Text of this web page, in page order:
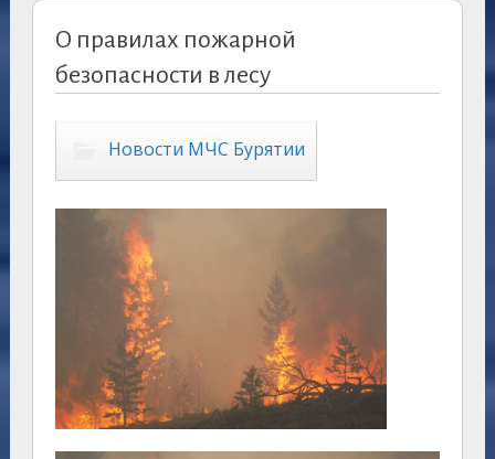
О правилах пожарной
безопасности в лесу
Новости МЧС Бурятии